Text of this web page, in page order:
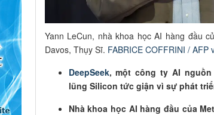
Yann LeCun, nhà khoa học AI hàng đầu
Davos, Thụy Sĩ. FABRICE COFFRINI / AFP
DeepSeek, một công ty AI nguồn
lũng Silicon tức giận vì sự phát
Nhà khoa học AI hàng đầu của